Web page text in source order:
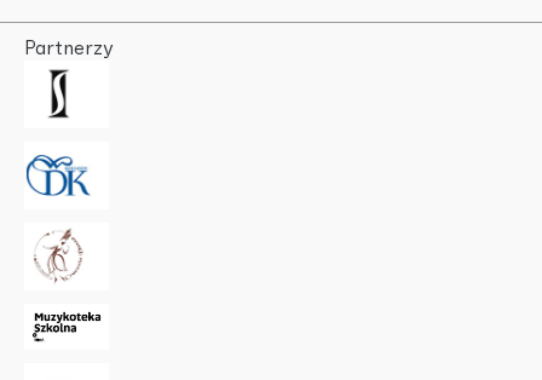
Partnerzy